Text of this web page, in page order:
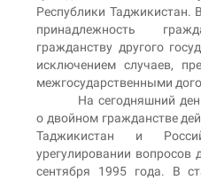
Республики Таджикистан.
принадлежность
гражданству другого
исключением случаев,
межгосударственными
На сегодняшний
о двойном гражданстве
Таджикистан и
урегулировании вопросов
сентября 1995 года. В